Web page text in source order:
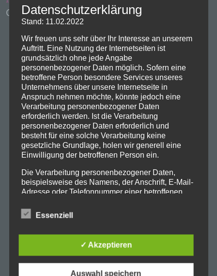
Copyright Evangelische Kirchen Eschwege
Datenschutzerklärung
Stand: 11.02.2022
Wir freuen uns sehr über Ihr Interesse an unserem
Auftritt. Eine Nutzung der Internetseiten ist
grundsätzlich ohne jede Angabe
personenbezogener Daten möglich. Sofern eine
betroffene Person besondere Services unseres
Unternehmens über unsere Internetseite in
Anspruch nehmen möchte, könnte jedoch eine
Verarbeitung personenbezogener Daten
erforderlich werden. Ist die Verarbeitung
personenbezogener Daten erforderlich und
besteht für eine solche Verarbeitung keine
gesetzliche Grundlage, holen wir generell eine
Einwilligung der betroffenen Person ein.
Die Verarbeitung personenbezogener Daten,
beispielsweise des Namens, der Anschrift, E-Mail-
Adresse oder Telefonnummer einer betroffenen
Datenschutz-Grundverordnung und in
Übereinstimmung mit den für uns geltenden
Mittels dieser Datenschutzerklärung möchte unser
Unternehmen die Öffentlichkeit über Art, Umfang
verarbeiteten personenbezogenen Daten
Essenziell
✓ Akzeptieren
Auswahl speichern